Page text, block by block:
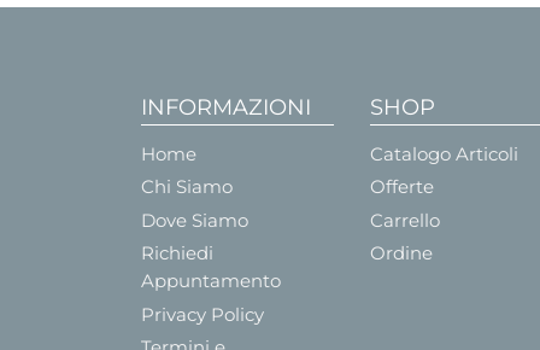
INFORMAZIONI
Home
Chi Siamo
Dove Siamo
Richiedi
Appuntamento
Privacy Policy
SHOP
Catalogo Articoli
Offerte
Carrello
Ordine